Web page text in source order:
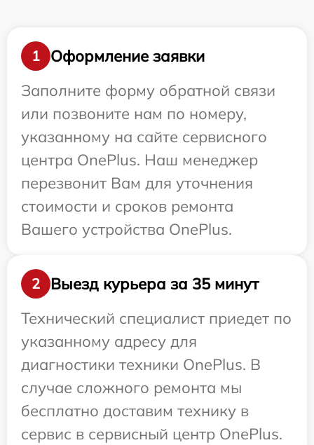
1
Оформление заявки
Заполните форму обратной связи
или позвоните нам по номеру,
указанному на сайте сервисного
центра OnePlus. Наш менеджер
перезвонит Вам для уточнения
стоимости и сроков ремонта
Вашего устройства OnePlus.
2
Выезд курьера за 35 минут
Технический специалист приедет по
указанному адресу для
диагностики техники OnePlus. В
случае сложного ремонта мы
бесплатно доставим технику в
сервис в сервисный центр OnePlus.